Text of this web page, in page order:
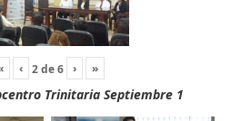
‹ 2de6 › »
Trinitaria Septiembre 1